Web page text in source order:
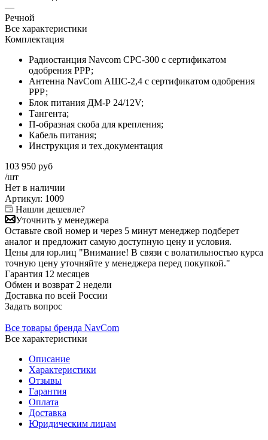
—
Речной
Все характеристики
Комплектация
Радиостанция Navcom CPC-300 с сертификатом
одобрения РРР;
Антенна NavCom АШС-2,4 с сертификатом одобрения
РРР;
Блок питания ДМ-Р 24/12V;
Тангента;
П-образная скоба для крепления;
Кабель питания;
Инструкция и тех.документация
103 950 руб
/шт
Нет в наличии
Артикул: 1009
Нашли дешевле?
Уточнить у менеджера
Оставьте свой номер и через 5 минут менеджер подберет
аналог и предложит самую доступную цену и условия.
Цены для юр.лиц "Внимание! В связи с волатильностью курса
точную цену уточняйте у менеджера перед покупкой."
Гарантия 12 месяцев
Обмен и возврат 2 недели
Доставка по всей России
Задать вопрос
Все товары бренда NavCom
Все характеристики
Описание
Характеристики
Отзывы
Гарантия
Оплата
Доставка
Юридическим лицам